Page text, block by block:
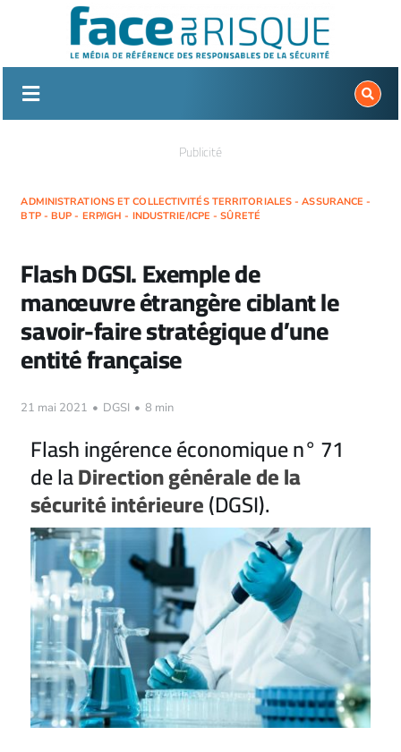
Publicité
ADMINISTRATIONS ET COLLECTIVITÉS TERRITORIALES - ASSURANCE -
BTP - BUP - ERP/IGH - INDUSTRIE/ICPE - SÛRETÉ
Flash DGSI. Exemple de
manœuvre étrangère ciblant le
savoir-faire stratégique d’une
entité française
21 mai 2021 • DGSI • 8 min
Flash ingérence économique n° 71
de laDirection générale de la
sécurité intérieure(DGSI).